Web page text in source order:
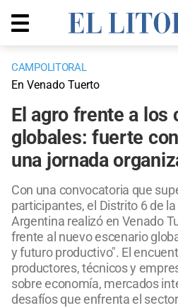
CAMPOLITORAL
En Venado Tuerto
El agro frente a los
globales: fuerte
una jornada
Con una convocatoria que
participantes, el Distrito 6 de la
Argentina realizó en Venado
frente al nuevo escenario
y futuro productivo". El
productores, técnicos y
sobre economía, mercados
desafíos que enfrenta el